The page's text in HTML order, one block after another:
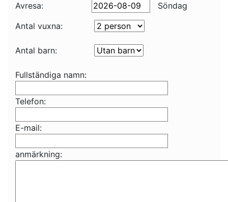
Avresa:
Söndag
Antal vuxna:
Antal barn:
Fullständiga namn:
Telefon:
E-mail:
anmärkning: